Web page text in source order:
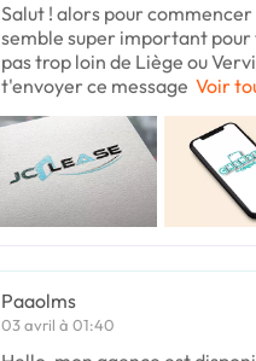
Salut ! alors pour
semble super important pour
pas trop loin de Liège ou
t'envoyer ce message Voir
Paaolms
03 avril à 01:40